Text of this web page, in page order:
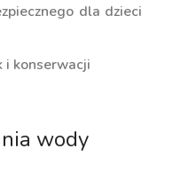
dla dzieci
i konserwacji
wody